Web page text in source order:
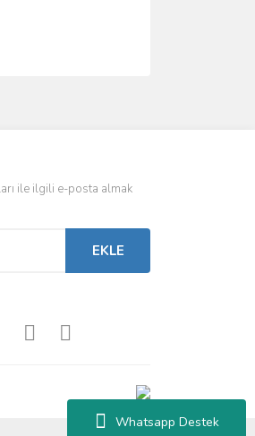
Whatsapp Destek
ile ilgili e-posta almak
EKLE